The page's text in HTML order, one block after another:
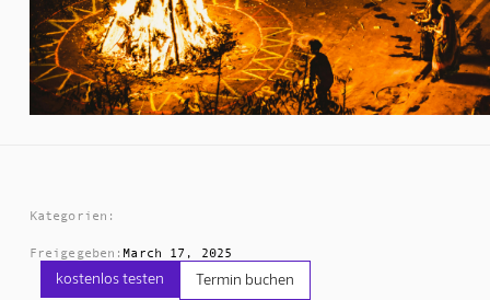
Kategorien:
Freigegeben: March 17, 2025
kostenlos testen Termin buchen